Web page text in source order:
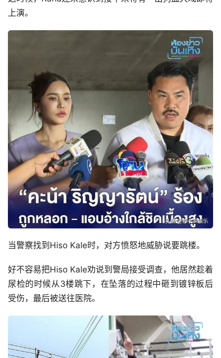
上演。
当警察找到Hiso Kale时，对方愤怒地威胁说要跳楼。
好不容易把Hiso Kale劝说到警局接受调查，他居然趁着
尿检的时候从3楼跳下，在坠落的过程中砸到镀锌板后
受伤，最后被送往医院。